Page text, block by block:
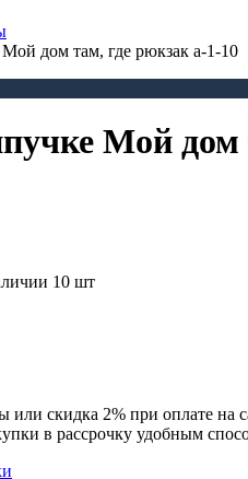
дом там, где рюкзак a-1-10
Мой дом
10 шт
или скидка 2% при оплате на
в рассрочку удобным